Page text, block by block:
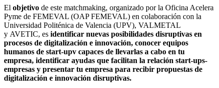
El objetivo de este matchmaking, organizado por la Oficina Acelera
Pyme de FEMEVAL (OAP FEMEVAL) en colaboración con la
Universidad Politénica de Valencia (UPV), VALMETAL
y AVETIC, es identificar nuevas posibilidades disruptivas en
procesos de digitalización e innovación, conocer equipos
humanos de start-upv capaces de llevarlas a cabo en tu
empresa, identificar ayudas que facilitan la relación start-ups-
empresas y presentar tu empresa para recibir propuestas de
digitalización e innovación disruptivas.